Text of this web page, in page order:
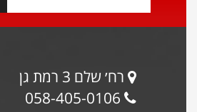
רח׳ שלם 3 רמת גן